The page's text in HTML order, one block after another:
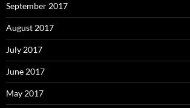
September 2017
August 2017
July 2017
June 2017
May 2017